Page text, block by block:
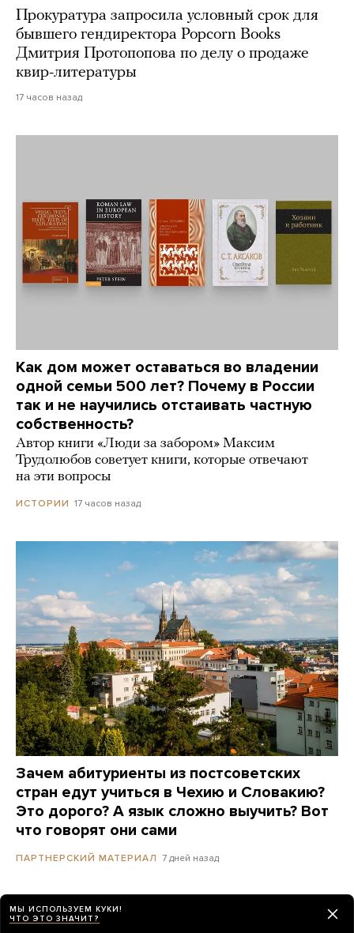
Прокуратура запросила условный срок для
бывшего гендиректора Popcorn Books
Дмитрия Протопопова по делу о продаже
квир-литературы
17 часов назад
Как дом может оставаться во владении
одной семьи 500 лет? Почему в России
так и не научились отстаивать частную
собственность?
Автор книги «Люди за забором» Максим
Трудолюбов советует книги, которые отвечают
на эти вопросы
ИСТОРИИ 17 часов назад
Зачем абитуриенты из постсоветских
стран едут учиться в Чехию и Словакию?
Это дорого? А язык сложно выучить? Вот
что говорят они сами
ПАРТНЕРСКИЙ МАТЕРИАЛ 7 дней назад
Полиция Сеула провела обыски в штаб-
квартире Starbucks. Компания находится
МЫ ИСПОЛЬЗУЕМ КУКИ!
ЧТО ЭТО ЗНАЧИТ?